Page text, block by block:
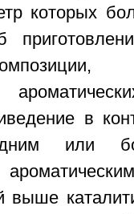
которых
в
или
выше